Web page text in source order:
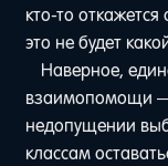
кто-то
это не будет
Наверное,
взаимопомощи
недопущении
классам